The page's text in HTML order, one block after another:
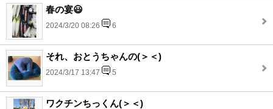
春の宴😃
2024/3/20 08:26 6
それ、おとうちゃんの(＞＜)
2024/3/17 13:47 5
ワクチンちっくん(＞＜)